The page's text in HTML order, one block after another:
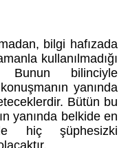
bilgi hafızada
kullanılmadığı
Bunun bilinciyle
yanında
Bütün bu
yanında belkide en
hiç şüphesizki